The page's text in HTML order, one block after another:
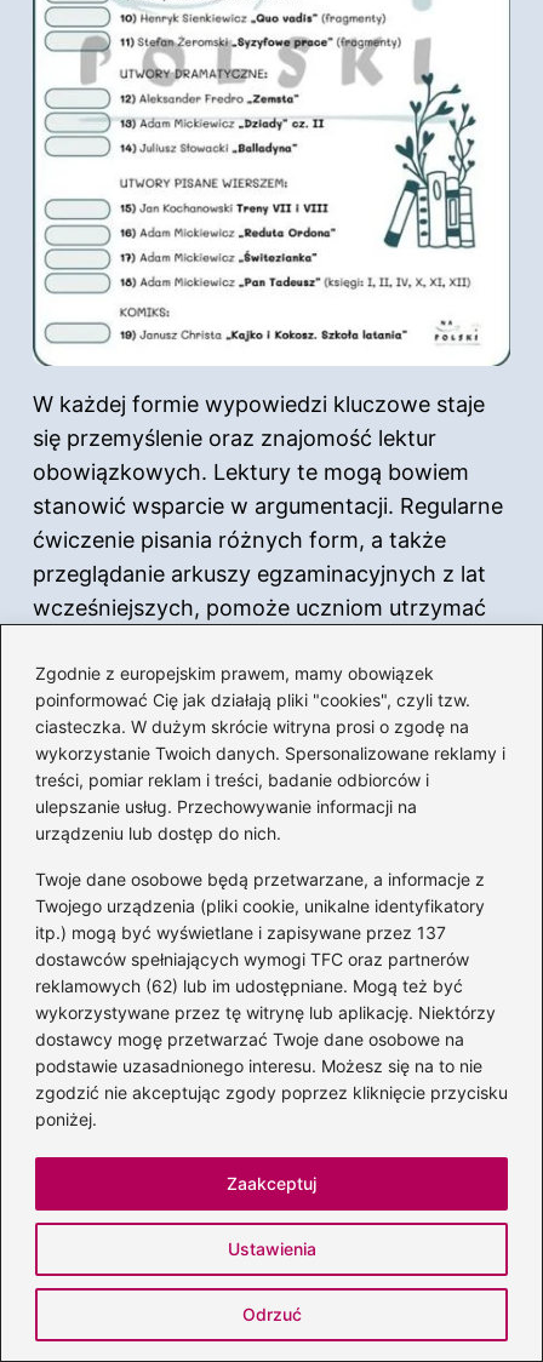
Zgodnie z europejskim prawem, mamy obowiązek
poinformować Cię jak działają pliki "cookies", czyli tzw.
ciasteczka. W dużym skrócie witryna prosi o zgodę na
wykorzystanie Twoich danych. Spersonalizowane reklamy i
treści, pomiar reklam i treści, badanie odbiorców i
ulepszanie usług. Przechowywanie informacji na
urządzeniu lub dostęp do nich.
Twoje dane osobowe będą przetwarzane, a informacje z
Twojego urządzenia (pliki cookie, unikalne identyfikatory
itp.) mogą być wyświetlane i zapisywane przez 137
dostawców spełniających wymogi TFC oraz partnerów
reklamowych (62) lub im udostępniane. Mogą też być
wykorzystywane przez tę witrynę lub aplikację. Niektórzy
dostawcy mogę przetwarzać Twoje dane osobowe na
podstawie uzasadnionego interesu. Możesz się na to nie
zgodzić nie akceptując zgody poprzez kliknięcie przycisku
poniżej.
Ustawienia
Odrzuć
Zaakceptuj
W każdej formie wypowiedzi kluczowe staje
się przemyślenie oraz znajomość lektur
obowiązkowych. Lektury te mogą bowiem
stanowić wsparcie w argumentacji. Regularne
ćwiczenie pisania różnych form, a także
przeglądanie arkuszy egzaminacyjnych z lat
wcześniejszych, pomoże uczniom utrzymać
kolei zwiększy ich szanse na pozytywny
wynik egzaminu ósmoklasisty w 2026 roku.
Źródła:
https://www.otouczelnie.pl/news/1297/Lektury-na-
uzupelniajacych
https://wielkapowtorka8klasa.pl/darmowe-
materialy/lista-lektur/
https://www.e-korepetycje.net/artykuly/lektury-
egzamin-osmoklasisty-2026
https://edukacja.infor.pl/egzamin-
osmoklasisty/7538424,lektury-obowiazkowe-na-
https://egzamin.pl/egzamin-osmoklasisty-co-bedzie-